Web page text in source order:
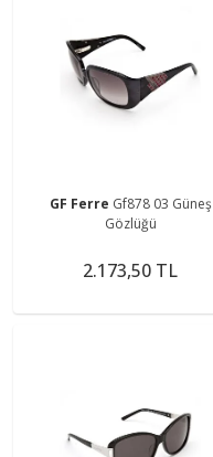
GF Ferre Gf878 03 Güneş
Gözlüğü
2.173,50 TL